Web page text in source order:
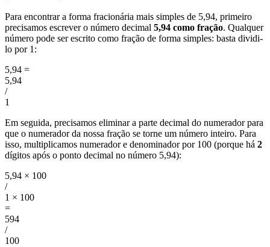
Para encontrar a forma fracionária mais simples de 5,94, primeiro
precisamos escrever o número decimal 5,94 como fração. Qualquer
número pode ser escrito como fração de forma simples: basta dividi-
lo por 1:
5,94 =
5,94
/
1
Em seguida, precisamos eliminar a parte decimal do numerador para
que o numerador da nossa fração se torne um número inteiro. Para
isso, multiplicamos numerador e denominador por 100 (porque há 2
dígitos após o ponto decimal no número 5,94):
5,94 × 100
/
1 × 100
=
594
/
100